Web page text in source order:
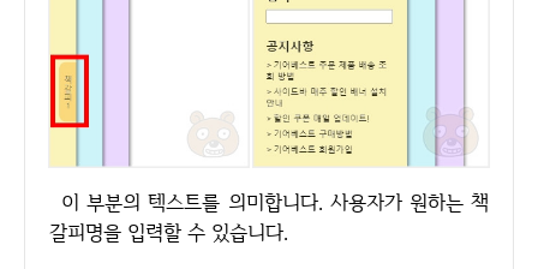
이 부분의 텍스트를 의미합니다. 사용자가 원하는 책
갈피명을 입력할 수 있습니다.